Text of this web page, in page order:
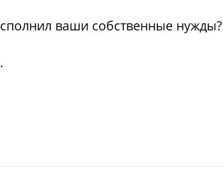
ваши собственные нужды?